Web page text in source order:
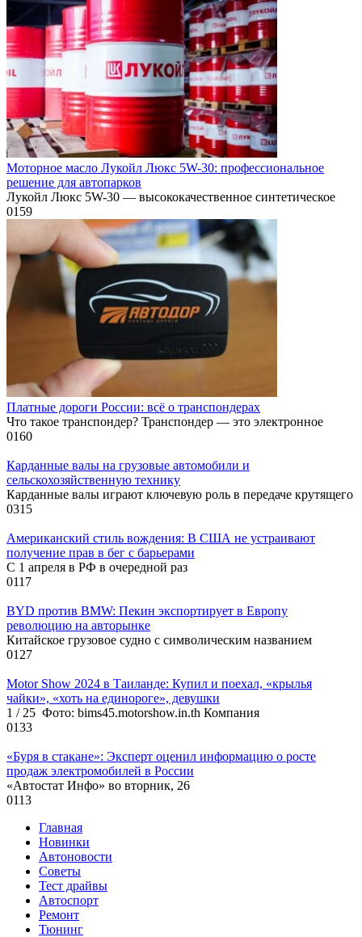
Моторное масло Лукойл Люкс 5W-30: профессиональное
решение для автопарков
Лукойл Люкс 5W-30 — высококачественное синтетическое
0159
Платные дороги России: всё о транспондерах
Что такое транспондер? Транспондер — это электронное
0160
Карданные валы на грузовые автомобили и
сельскохозяйственную технику
Карданные валы играют ключевую роль в передаче крутящего
0315
Американский стиль вождения: В США не устраивают
получение прав в бег с барьерами
С 1 апреля в РФ в очередной раз
0117
BYD против BMW: Пекин экспортирует в Европу
революцию на авторынке
Китайское грузовое судно с символическим названием
0127
Motor Show 2024 в Таиланде: Купил и поехал, «крылья
чайки», «хоть на единороге», девушки
1 / 25 Фото: bims45.motorshow.in.th Компания
0133
«Буря в стакане»: Эксперт оценил информацию о росте
продаж электромобилей в России
«Автостат Инфо» во вторник, 26
0113
Главная
Новинки
Автоновости
Советы
Тест драйвы
Автоспорт
Ремонт
Тюнинг